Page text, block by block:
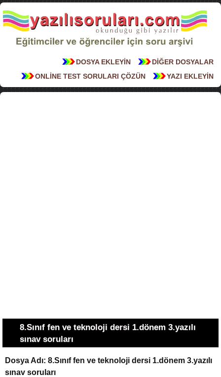
DİĞER DOSYALAR
DOSYA EKLEYİN
YAZI EKLEYİN
ONLİNE TEST SORULARI ÇÖZÜN
8.Sınıf fen ve teknoloji dersi 1.dönem 3.yazılı
sınav soruları
Dosya Adı: 8.Sınıf fen ve teknoloji dersi 1.dönem 3.yazılı
sınav soruları